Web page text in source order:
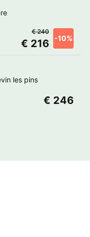
€ 216 -10%
€ 240
les pins
€ 246